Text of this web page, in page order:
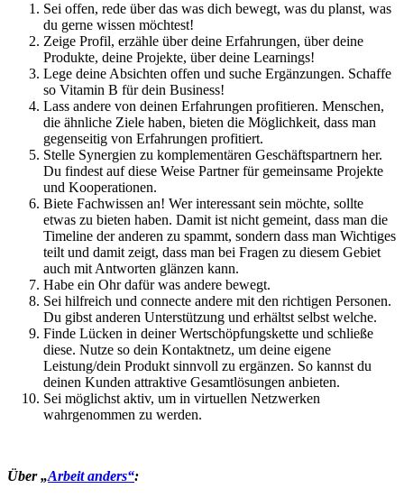
Sei offen, rede über das was dich bewegt, was du planst, was
du gerne wissen möchtest!
Zeige Profil, erzähle über deine Erfahrungen, über deine
Produkte, deine Projekte, über deine Learnings!
Lege deine Absichten offen und suche Ergänzungen. Schaffe
so Vitamin B für dein Business!
Lass andere von deinen Erfahrungen profitieren. Menschen,
die ähnliche Ziele haben, bieten die Möglichkeit, dass man
gegenseitig von Erfahrungen profitiert.
Stelle Synergien zu komplementären Geschäftspartnern her.
Du findest auf diese Weise Partner für gemeinsame Projekte
und Kooperationen.
Biete Fachwissen an! Wer interessant sein möchte, sollte
etwas zu bieten haben. Damit ist nicht gemeint, dass man die
Timeline der anderen zu spammt, sondern dass man Wichtiges
teilt und damit zeigt, dass man bei Fragen zu diesem Gebiet
auch mit Antworten glänzen kann.
Habe ein Ohr dafür was andere bewegt.
Sei hilfreich und connecte andere mit den richtigen Personen.
Du gibst anderen Unterstützung und erhältst selbst welche.
Finde Lücken in deiner Wertschöpfungskette und schließe
diese. Nutze so dein Kontaktnetz, um deine eigene
Leistung/dein Produkt sinnvoll zu ergänzen. So kannst du
deinen Kunden attraktive Gesamtlösungen anbieten.
Sei möglichst aktiv, um in virtuellen Netzwerken
wahrgenommen zu werden.
Über „Arbeit anders“: